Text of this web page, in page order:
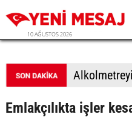
10 AĞUSTOS 2026
Emlakçılıkta işler